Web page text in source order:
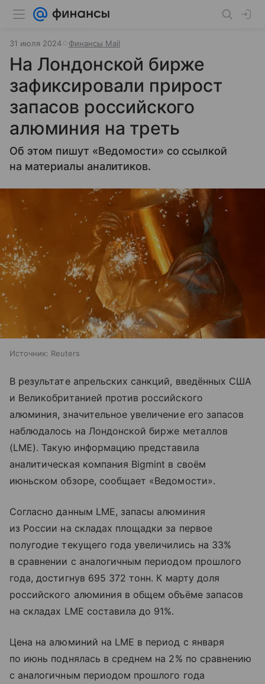
31 июля 2024 Финансы Mail
На Лондонской бирже
зафиксировали прирост
запасов российского
алюминия на треть
Об этом пишут «Ведомости» со ссылкой
на материалы аналитиков.
Источник: Reuters
В результате апрельских санкций, введённых США
и Великобританией против российского
алюминия, значительное увеличение его запасов
наблюдалось на Лондонской бирже металлов
(LME). Такую информацию представила
аналитическая компания Bigmint в своём
июньском обзоре, сообщает «Ведомости».
Согласно данным LME, запасы алюминия
из России на складах площадки за первое
полугодие текущего года увеличились на 33%
в сравнении с аналогичным периодом прошлого
года, достигнув 695 372 тонн. К марту доля
российского алюминия в общем объёме запасов
на складах LME составила до 91%.
Цена на алюминий на LME в период с января
по июнь поднялась в среднем на 2% по сравнению
с аналогичным периодом прошлого года